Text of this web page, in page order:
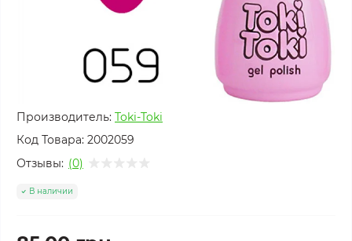
Производитель: Toki-Toki
Код Товара: 2002059
Отзывы: (0)
В наличии